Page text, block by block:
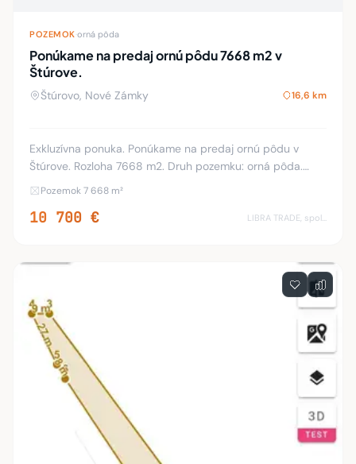
POZEMOK orná pôda
Ponúkame na predaj ornú pôdu 7668 m2 v
Štúrove.
Štúrovo, Nové Zámky 16,6 km
Exkluzívna ponuka. Ponúkame na predaj ornú pôdu v
Štúrove. Rozloha 7668 m2. Druh pozemku: orná pôda.
Nachádza sa neďaleko Továrenskej cesty v Štúrove.
Pozemok 7 668 m²
10 700 € LIBRA TRADE, spol.s.r.o.